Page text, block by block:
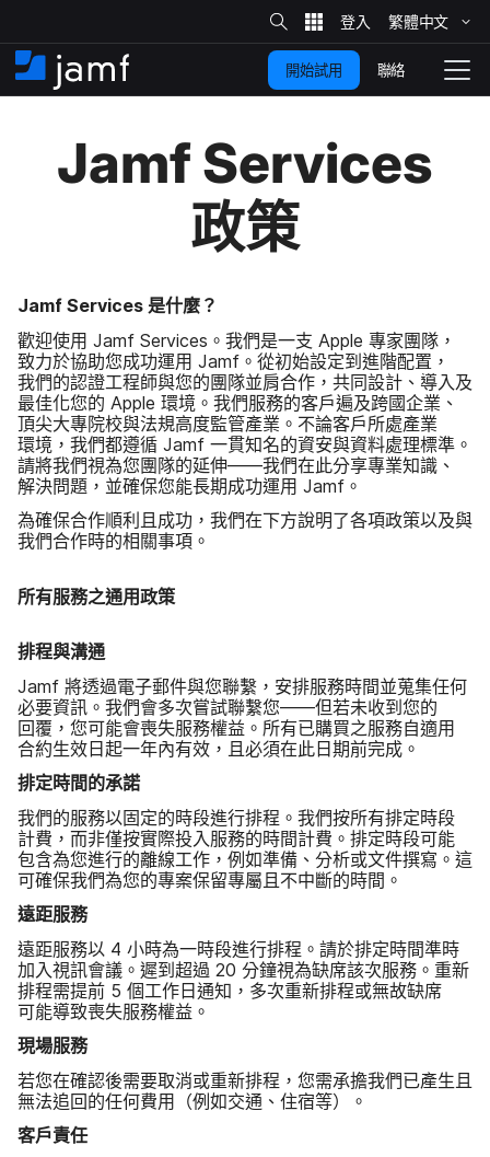
​
至
​
網
站
​搜
尋
繁體​中文
住
家
切
換
開始試用 聯絡
Jamf Services
政策
Jamf Services 是​什麼？
歡迎​使用 Jamf Services 。​我們​是​一​支 Apple 專家​團隊，​
致力於​協助​您成功​運用 Jamf 。​從初始​設定​到​進階​配置，​
我們​的​認證​工程師​與​您​的​團隊​並​肩​合作，​共同​設計、​導入​及​
最佳​化您​的 Apple 環境。​我們​服務​的​客戶​遍​及​跨國​企業、​
頂尖​大​專院​校​與​法規​高度​監管​產業。​不論​客戶​所處​產業​
環境，​我們​都​遵循 Jamf 一​貫​知名​的​資安​與​資料​處理​標準。​
請​將​我們​視為​您團隊​的​延伸​——​我們​在​此​分享​專業​知識、​
解決​問題，​並​確​保​您​能​長​期成功​運用 Jamf 。
為​確保​合作順利且​成功，​我們​在​下方​說明​了​各​項​政策​以及​與​
我們​合作時​的​相關​事項。
所有​服務​之​通用​政策
排程​與​溝通
Jamf 將​透過​電子​郵件​與​您聯繫，​安排​服務​時間​並​蒐集​任何​
必要​資訊。​我們​會​多​次​嘗試​聯繫​您——但​若​未​收到​您​的​
回覆，​您​可能​會​喪失​服務​權益。​所有​已​購買​之​服務​自​適用​
合約​生效日​起​一​年​內​有效，​且​必須​在​此​日​期​前​完成。
排定​時間​的​承諾
我們​的​服務​以​固定​的​時段​進行​排程。​我們​按​所有​排定​時​段​
計費，​而​非​僅​按​實際​投入​服務​的​時間​計費。​排定​時​段​可能​
包含​為​您​進行​的​離線​工作，​例如​準備、​分析​或​文件​撰寫。​這​
可​確保​我們​為​您​的​專案​保留​專屬且​不​中斷​的​時間。
遠距​服務
遠距​服務​以 4 小時​為​一時​段​進行​排程。​請於​排定​時間​準時​
加入​視訊​會議。​遲到​超過 20 分鐘視​為​缺席​該​次​服務。​重新​
排程​需​提前 5 個​工作日​通知，​多​次​重新​排程​或​無故​缺席​
可能​導致​喪失​服務​權益。
現場​服務
若您​在​確認​後​需要​取消​或​重新​排程，​您需​承擔​我們​已​產生且​
無法​追回​的​任何​費用​（例​如​交通、​住宿​等​）。
客戶​責任